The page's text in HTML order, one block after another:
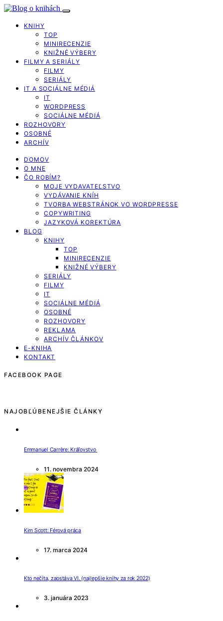
KNIHY
TOP
MINIRECENZIE
KNIŽNÉ VÝBERY
FILMY A SERIÁLY
FILMY
SERIÁLY
IT A SOCIÁLNE MÉDIÁ
IT
WORDPRESS
SOCIÁLNE MÉDIÁ
ROZHOVORY
OSOBNÉ
ARCHÍV
DOMOV
O MNE
ČO ROBÍM?
MOJE VYDAVATEĽSTVO
VYDÁVANIE KNÍH
TVORBA WEBSTRÁNOK VO WORDPRESSE
COPYWRITING
JAZYKOVÁ KOREKTÚRA
BLOG
KNIHY
TOP
MINIRECENZIE
KNIŽNÉ VÝBERY
SERIÁLY
FILMY
IT
SOCIÁLNE MÉDIÁ
OSOBNÉ
ROZHOVORY
REKLAMA
ARCHÍV ČLÁNKOV
E-KNIHA
KONTAKT
FACEBOOK PAGE
NAJOBĽÚBENEJŠIE ČLÁNKY
Emmanuel Carrère: Kráľovstvo
11. novembra 2024
Kim Scott: Férová práca
17. marca 2024
Kto nečíta, zaostáva VI. (najlepšie knihy za rok 2022)
3. januára 2023